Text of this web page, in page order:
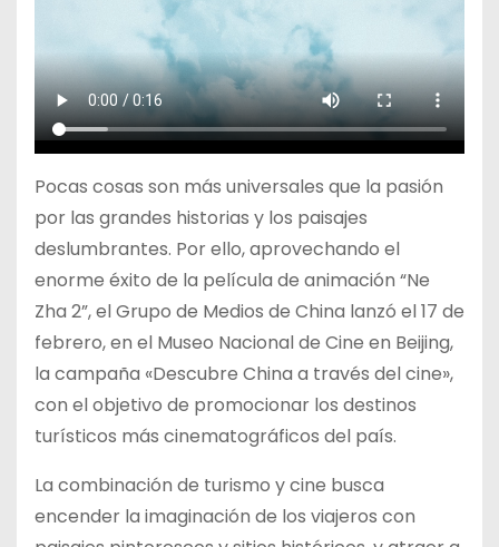
Pocas cosas son más universales que la pasión
por las grandes historias y los paisajes
deslumbrantes. Por ello, aprovechando el
enorme éxito de la película de animación “Ne
Zha 2”, el Grupo de Medios de China lanzó el 17 de
febrero, en el Museo Nacional de Cine en Beijing,
la campaña «Descubre China a través del cine»,
con el objetivo de promocionar los destinos
turísticos más cinematográficos del país.
La combinación de turismo y cine busca
encender la imaginación de los viajeros con